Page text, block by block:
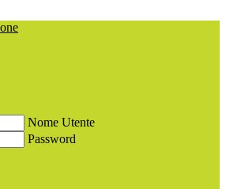
Nome Utente
Password